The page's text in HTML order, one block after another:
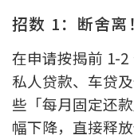
招数 1：断舍离
在申请按揭前 1-
私人贷款、车贷
些「每月固定还
幅下降，直接释放